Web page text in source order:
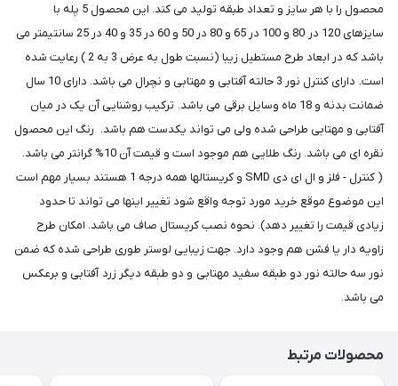
محصول را با هر سایز و تعداد طبقه تولید می کند. این محصول 5 پله با
سایزهای 120 در 80 و 100 در 65 و 80 در 50 و 60 در 35 و 40 در 25 سانتیمتر می
باشد که در ابعاد طرح مستطیل زیبا (نسبت طول به عرض 3 به 2 ) رعایت شده
است. دارای کنترل نور 3 حالته آفتابی و مهتابی و نچرال می باشد. دارای 10 سال
ضمانت بدنه و 18 ماه وسایل برقی می باشد. ترکیب روشنایی آن یک در میان
آفتابی و مهتابی طراحی شده ولی می تواند یکدست هم باشد. رنگ این محصول
نقره ای می باشد. رنگ طلایی هم موجود است و قیمت آن 10% گرانتر می باشد.
( کنترل - فلز و ال ای دی SMD و کریستالها همه درجه 1 هستند بسیار مهم است
این موضوع موقع خرید مورد توجه واقع شود تغییر اینها می تواند تا حدود
زیادی قیمت را تغییر دهد). نحوه نصب کریستال صاف می باشد. امکان طرح
زاویه دار یا فشن هم وجود دارد. جهت زیبایی لوستر طوری طراحی شده که ضمن
نور سه حالته نور دو طبقه سفید مهتابی و دو طبقه دیگر زرد آفتابی و برعکس
می باشد.
محصولات مرتبط